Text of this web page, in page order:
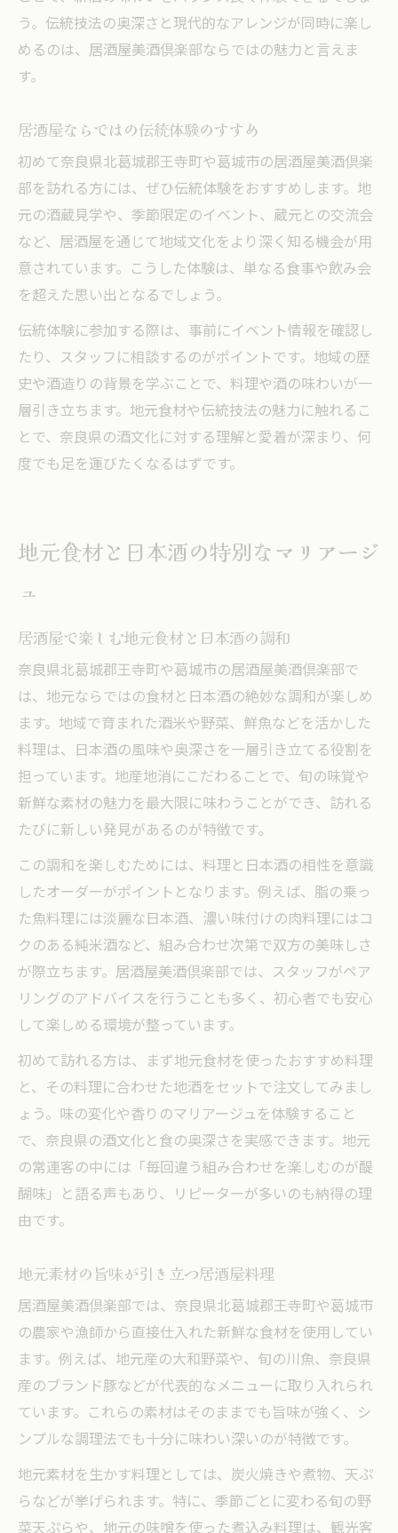
う。伝統技法の奥深さと現代的なアレンジが同時に楽し
めるのは、居酒屋美酒倶楽部ならではの魅力と言えま
す。
居酒屋ならではの伝統体験のすすめ
初めて奈良県北葛城郡王寺町や葛城市の居酒屋美酒倶楽
部を訪れる方には、ぜひ伝統体験をおすすめします。地
元の酒蔵見学や、季節限定のイベント、蔵元との交流会
など、居酒屋を通じて地域文化をより深く知る機会が用
意されています。こうした体験は、単なる食事や飲み会
を超えた思い出となるでしょう。
伝統体験に参加する際は、事前にイベント情報を確認し
たり、スタッフに相談するのがポイントです。地域の歴
史や酒造りの背景を学ぶことで、料理や酒の味わいが一
層引き立ちます。地元食材や伝統技法の魅力に触れるこ
とで、奈良県の酒文化に対する理解と愛着が深まり、何
度でも足を運びたくなるはずです。
地元食材と日本酒の特別なマリアージ
ュ
居酒屋で楽しむ地元食材と日本酒の調和
奈良県北葛城郡王寺町や葛城市の居酒屋美酒倶楽部で
は、地元ならではの食材と日本酒の絶妙な調和が楽しめ
ます。地域で育まれた酒米や野菜、鮮魚などを活かした
料理は、日本酒の風味や奥深さを一層引き立てる役割を
担っています。地産地消にこだわることで、旬の味覚や
新鮮な素材の魅力を最大限に味わうことができ、訪れる
たびに新しい発見があるのが特徴です。
この調和を楽しむためには、料理と日本酒の相性を意識
したオーダーがポイントとなります。例えば、脂の乗っ
た魚料理には淡麗な日本酒、濃い味付けの肉料理にはコ
クのある純米酒など、組み合わせ次第で双方の美味しさ
が際立ちます。居酒屋美酒倶楽部では、スタッフがペア
リングのアドバイスを行うことも多く、初心者でも安心
して楽しめる環境が整っています。
初めて訪れる方は、まず地元食材を使ったおすすめ料理
と、その料理に合わせた地酒をセットで注文してみまし
ょう。味の変化や香りのマリアージュを体験すること
で、奈良県の酒文化と食の奥深さを実感できます。地元
の常連客の中には「毎回違う組み合わせを楽しむのが醍
醐味」と語る声もあり、リピーターが多いのも納得の理
由です。
地元素材の旨味が引き立つ居酒屋料理
居酒屋美酒倶楽部では、奈良県北葛城郡王寺町や葛城市
の農家や漁師から直接仕入れた新鮮な食材を使用してい
ます。例えば、地元産の大和野菜や、旬の川魚、奈良県
産のブランド豚などが代表的なメニューに取り入れられ
ています。これらの素材はそのままでも旨味が強く、シ
ンプルな調理法でも十分に味わい深いのが特徴です。
地元素材を生かす料理としては、炭火焼きや煮物、天ぷ
らなどが挙げられます。特に、季節ごとに変わる旬の野